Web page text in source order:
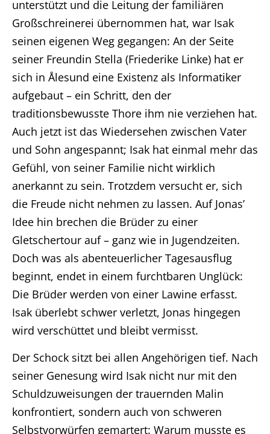
unterstützt und die Leitung der familiären
Großschreinerei übernommen hat, war Isak
seinen eigenen Weg gegangen: An der Seite
seiner Freundin Stella (Friederike Linke) hat er
sich in Ålesund eine Existenz als Informatiker
aufgebaut – ein Schritt, den der
traditionsbewusste Thore ihm nie verziehen hat.
Auch jetzt ist das Wiedersehen zwischen Vater
und Sohn angespannt; Isak hat einmal mehr das
Gefühl, von seiner Familie nicht wirklich
anerkannt zu sein. Trotzdem versucht er, sich
die Freude nicht nehmen zu lassen. Auf Jonas’
Idee hin brechen die Brüder zu einer
Gletschertour auf – ganz wie in Jugendzeiten.
Doch was als abenteuerlicher Tagesausflug
beginnt, endet in einem furchtbaren Unglück:
Die Brüder werden von einer Lawine erfasst.
Isak überlebt schwer verletzt, Jonas hingegen
wird verschüttet und bleibt vermisst.
Der Schock sitzt bei allen Angehörigen tief. Nach
seiner Genesung wird Isak nicht nur mit den
Schuldzuweisungen der trauernden Malin
konfrontiert, sondern auch von schweren
Selbstvorwürfen gemartert: Warum musste es
Home
Unternehmen